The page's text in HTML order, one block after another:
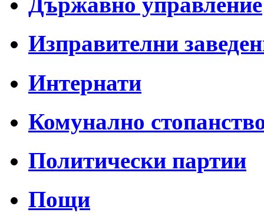
Изправителни
Интернати
Комунално
Политически партии
Пощи